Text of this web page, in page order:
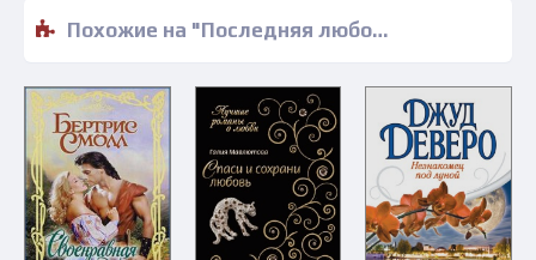
Похожие на "Последняя любовь гипнотизера - Лиана Мориарти" книги читать бесплатно полные версии